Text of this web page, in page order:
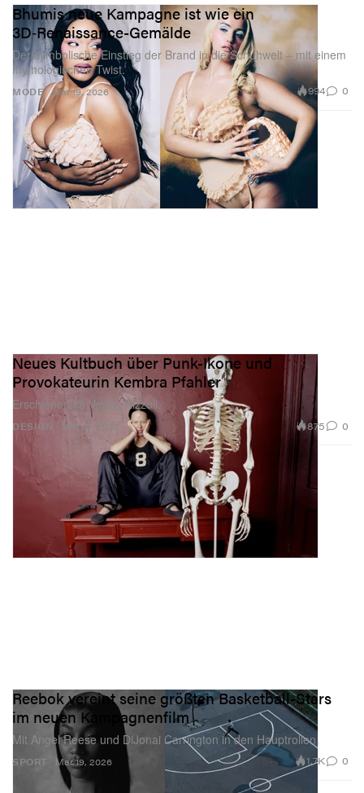
MODE
Bhumis neue Kampagne ist wie ein
3D‑Renaissance-Gemälde
Der symbolische Einstieg der Brand in die Schuhwelt – mit einem
mythologischen Twist.
Mar 19, 2026 994 0
DESIGN
Neues Kultbuch über Punk-Ikone und
Provokateurin Kembra Pfahler
Erschienen im Verlag Rizzoli.
Mar 19, 2026 875 0
SPORT
Reebok vereint seine größten Basketball-Stars
im neuen Kampagnenfilm
Mit Angel Reese und DiJonai Carrington in den Hauptrollen.
Mar 19, 2026 1.7K 0